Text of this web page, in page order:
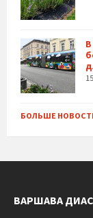
БОЛЬШЕ
ВАРШАВА